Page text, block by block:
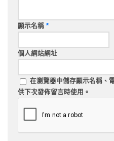
顯示名稱 *
個人網站網址
在瀏覽器中儲存顯示名稱、
供下次發佈留言時使用。